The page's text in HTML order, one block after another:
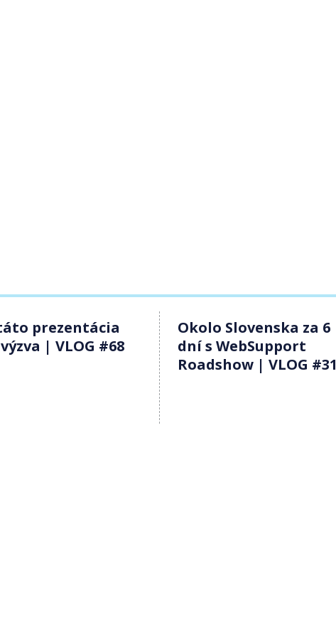
prezentácia
| VLOG #68
Okolo Slovenska za 6
dní s WebSupport
Roadshow | VLOG #31